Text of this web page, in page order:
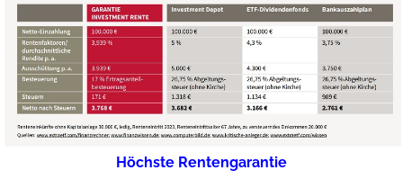
Höchste Rentengarantie